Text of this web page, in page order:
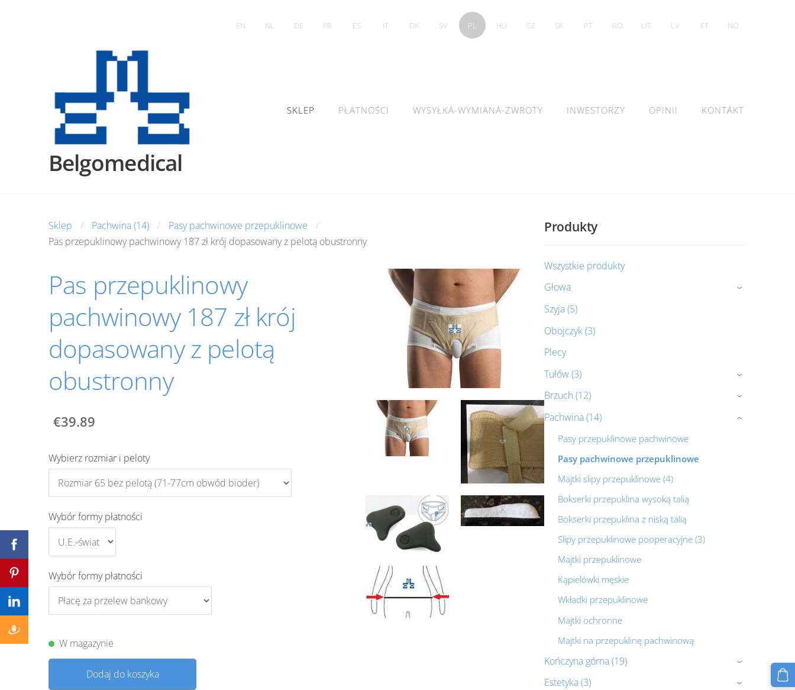
Belgomedical
SKLEP PŁATNOŚCI WYSYŁKA-WYMIANA-ZWROTY INWESTORZY OPINII KONTAKT
EN NL DE FR ES IT DK SV PL HU CZ SK PT RO LIT LV ET NO
Produkty
Wszystkie produkty
Głowa
›
Szyja (5)
Obojczyk (3)
Plecy
Tułów (3)
›
Brzuch (12) ›
Pachwina (14)
Pasy przepuklinowe pachwinowe
Pasy pachwinowe przepuklinowe
Majtki slipy przepuklinowe (4)
Bokserki przepuklina wysoką talią
Bokserki przepuklina z niską talią
Slipy przepuklinowe pooperacyjne (3)
Majtki przepuklinowe
Kąpielówki męskie
Wkładki przepuklinowe
Majtki ochronne
Majtki na przepuklinę pachwinową
›
Kończyna górna (19) ›
Estetyka (3) ›
Sklep Pachwina (14)
Pasy pachwinowe przepuklinowe
Pas przepuklinowy pachwinowy 187 zł krój dopasowany z pelotą obustronny
Pas przepuklinowy
pachwinowy 187 zł krój
dopasowany z pelotą
obustronny
€39.89
Wybierz rozmiar i peloty
Wybór formy płatności
Wybór formy płatności
W magazynie
Dodaj do koszyka